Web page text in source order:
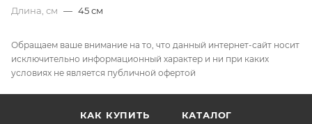
Длина, см — 45 см
Обращаем ваше внимание на то, что данный интернет-сайт носит
исключительно информационный характер и ни при каких
условиях не является публичной офертой
КАК КУПИТЬ КАТАЛОГ